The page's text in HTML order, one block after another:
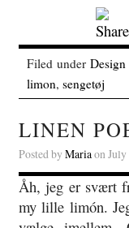
Filed under Design
limon, sengetøj
LINEN
Posted byMariaon July
Åh, jeg er svært
my lille limón.